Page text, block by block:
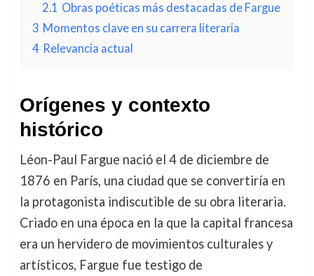
2.1 Obras poéticas más destacadas de Fargue
3 Momentos clave en su carrera literaria
4 Relevancia actual
Orígenes y contexto
histórico
Léon-Paul Fargue nació el 4 de diciembre de
1876 en París, una ciudad que se convertiría en
la protagonista indiscutible de su obra literaria.
Criado en una época en la que la capital francesa
era un hervidero de movimientos culturales y
artísticos, Fargue fue testigo de